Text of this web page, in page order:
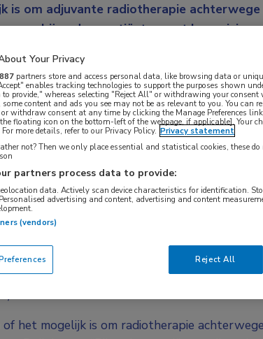
is om adjuvante radiotherapie
meer bij oudere patiënten met laag-risico
met patiënten van alle leeftijden en
chemotherapie was er nog niet. De
Mede-hoofdonderzoeker dr. Frederieke
de studie-opzet en verwachtingen.
borstsparende operatie is in meerdere
min of meer hetzelfde. Bestraling
recidief licht maar heeft geen relevant
meer afkomstig uit de in 2004
PRIME II-studie.
in aanmerking. In de CALBG-studie
mammacarcinoom niet groter dan 2 cm.
vrouwen (> 65 jaar) met laag-risico
het mogelijk is om radiotherapie
Your Privacy
887 partners store and access personal data, like browsing data or
enables tracking technologies to support the purposes shown
to provide," whereas selecting "Reject All" or withdrawing your
some content and ads you see may not be as relevant to you. You can
or withdraw consent at any time by clicking the Manage Preferences
floating icon on the bottom-left of the webpage, if applicable]. Your
more details, refer to our Privacy Policy. Privacy statement
not? Then we only place essential and statistical cookies, these
partners process data to provide:
data. Actively scan device characteristics for identification.
advertising and content, advertising and content
(vendors)
Reject All